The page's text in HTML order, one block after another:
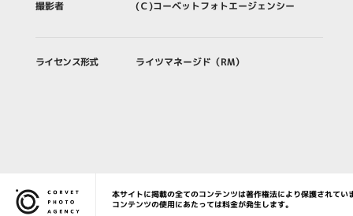
撮影者
(Ｃ)コーベットフォトエージェンシー
ライセンス形式 ライツマネージド（RM）
Corvet Photo Agency
本サイトに掲載の全てのコンテンツは著作権法により保護されてい
コンテンツの使用にあたっては料金が発生します。